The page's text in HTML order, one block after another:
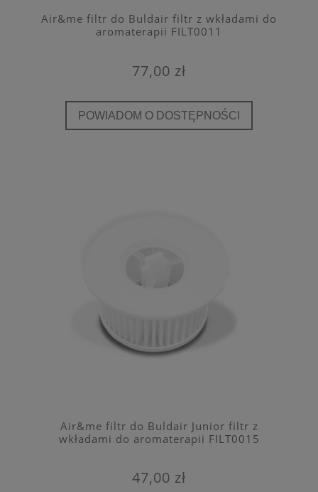
Air&me filtr do Buldair filtr z wkładami do
aromaterapii FILT0011
77,00 zł
POWIADOM O DOSTĘPNOŚCI
Air&me filtr do Buldair Junior filtr z
wkładami do aromaterapii FILT0015
47,00 zł